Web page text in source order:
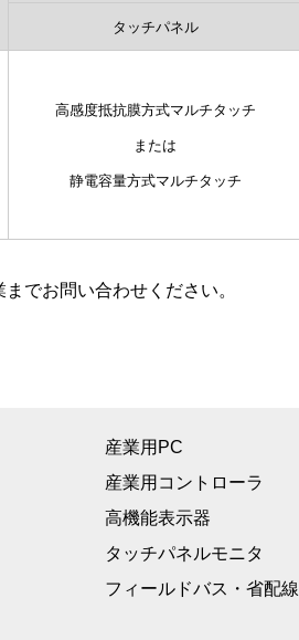
タッチパネル
高感度抵抗膜方式マルチタッチ
または
静電容量方式マルチタッチ
でお問い合わせください。
産業用PC
産業用コントローラ
高機能表示器
タッチパネルモニタ
フィールドバス・省配線